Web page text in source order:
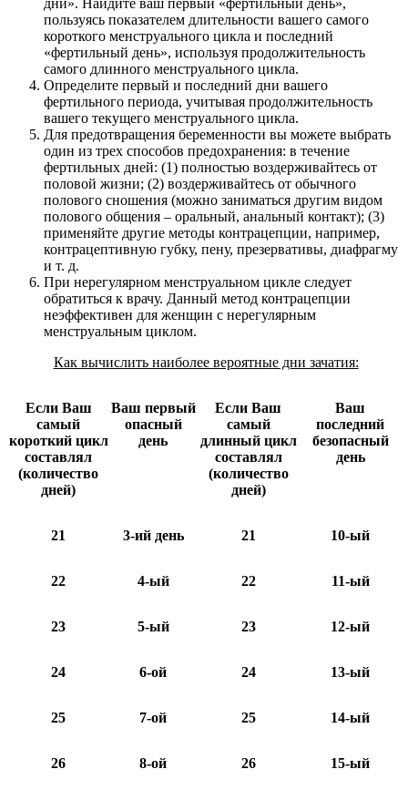
дни». Найдите ваш первый «фертильный день»,
пользуясь показателем длительности вашего самого
короткого менструального цикла и последний
«фертильный день», используя продолжительность
самого длинного менструального цикла.
Определите первый и последний дни вашего
фертильного периода, учитывая продолжительность
вашего текущего менструального цикла.
Для предотвращения беременности вы можете выбрать
один из трех способов предохранения: в течение
фертильных дней: (1) полностью воздерживайтесь от
половой жизни; (2) воздерживайтесь от обычного
полового сношения (можно заниматься другим видом
полового общения – оральный, анальный контакт); (3)
применяйте другие методы контрацепции, например,
контрацептивную губку, пену, презервативы, диафрагму
и т. д.
При нерегулярном менструальном цикле следует
обратиться к врачу. Данный метод контрацепции
неэффективен для женщин с нерегулярным
менструальным циклом.
Как вычислить наиболее вероятные дни зачатия:
Если Ваш
самый
короткий цикл
составлял
(количество
дней)
Ваш первый
опасный
день
Если Ваш
самый
длинный цикл
составлял
(количество
дней)
Ваш
последний
безопасный
день
21 3-ий день 21 10-ый
22 4-ый 22 11-ый
23 5-ый 23 12-ый
24 6-ой 24 13-ый
25 7-ой 25 14-ый
26 8-ой 26 15-ый